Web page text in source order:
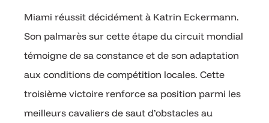
Miami réussit décidément à Katrin Eckermann.
Son palmarès sur cette étape du circuit mondial
témoigne de sa constance et de son adaptation
aux conditions de compétition locales. Cette
troisième victoire renforce sa position parmi les
meilleurs cavaliers de saut d’obstacles au